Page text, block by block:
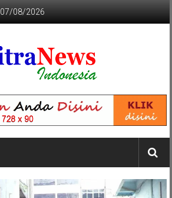
07/08/2026